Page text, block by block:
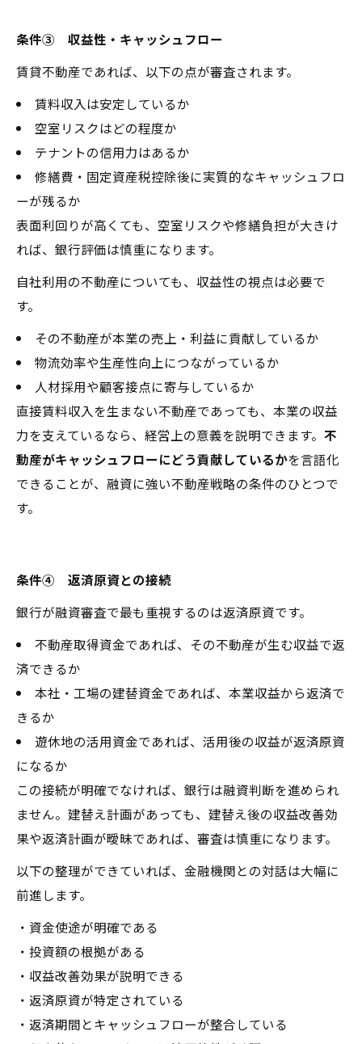
条件③ 収益性・キャッシュフロー
賃貸不動産であれば、以下の点が審査されます。
賃料収入は安定しているか
空室リスクはどの程度か
テナントの信用力はあるか
修繕費・固定資産税控除後に実質的なキャッシュフロ
ーが残るか
表面利回りが高くても、空室リスクや修繕負担が大きけ
れば、銀行評価は慎重になります。
自社利用の不動産についても、収益性の視点は必要で
す。
その不動産が本業の売上・利益に貢献しているか
物流効率や生産性向上につながっているか
人材採用や顧客接点に寄与しているか
直接賃料収入を生まない不動産であっても、本業の収益
力を支えているなら、経営上の意義を説明できます。 不
動産がキャッシュフローにどう貢献しているかを言語化
できることが、融資に強い不動産戦略の条件のひとつで
す。
条件④ 返済原資との接続
銀行が融資審査で最も重視するのは返済原資です。
不動産取得資金であれば、その不動産が生む収益で返
済できるか
本社・工場の建替資金であれば、本業収益から返済で
きるか
遊休地の活用資金であれば、活用後の収益が返済原資
になるか
この接続が明確でなければ、銀行は融資判断を進められ
ません。建替え計画があっても、建替え後の収益改善効
果や返済計画が曖昧であれば、審査は慎重になります。
以下の整理ができていれば、金融機関との対話は大幅に
前進します。
・資金使途が明確である
・投資額の根拠がある
・収益改善効果が説明できる
・返済原資が特定されている
・返済期間とキャッシュフローが整合している